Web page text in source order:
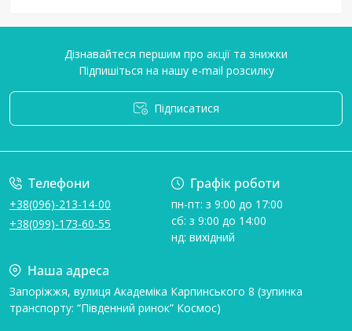
Дізнавайтеся першим про акції та знижки
Підпишіться на нашу e-mail розсилку
Підписатися
Телефони
+38(096)-213-14-00
+38(099)-173-60-55
Графік роботи
пн-пт: з 9:00 до 17:00
сб: з 9:00 до 14:00
нд: вихідний
Наша адреса
Запоріжжя, вулиця Академіка Карпинського 8 (зупинка
транспорту: “Південний ринок” Космос)